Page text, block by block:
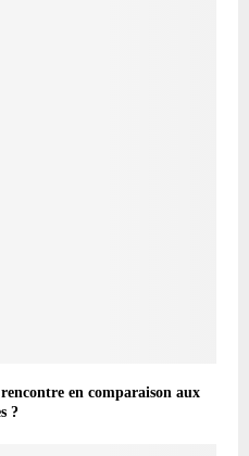
en comparaison aux
?